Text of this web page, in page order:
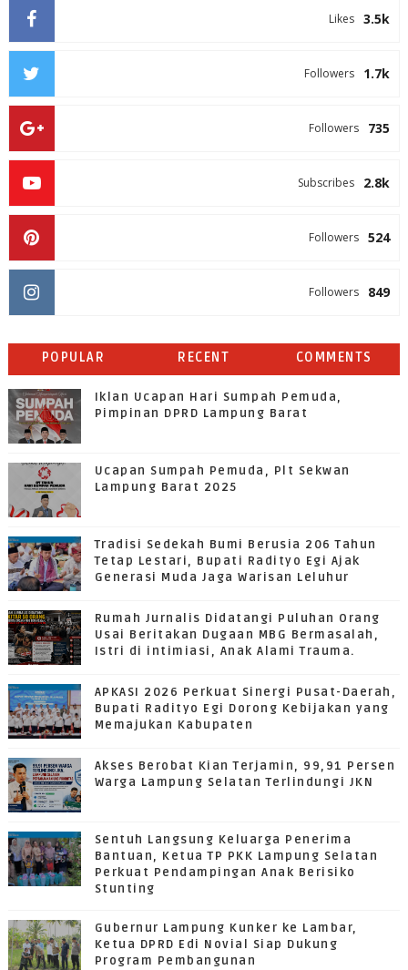
3.5k
Likes
1.7k
Followers
735
Followers
2.8k
Subscribes
524
Followers
849
Followers
POPULAR RECENT COMMENTS
Iklan Ucapan Hari Sumpah Pemuda,
Pimpinan DPRD Lampung Barat
Ucapan Sumpah Pemuda, Plt Sekwan
Lampung Barat 2025
Tradisi Sedekah Bumi Berusia 206 Tahun
Tetap Lestari, Bupati Radityo Egi Ajak
Generasi Muda Jaga Warisan Leluhur
Rumah Jurnalis Didatangi Puluhan Orang
Usai Beritakan Dugaan MBG Bermasalah,
Istri di intimiasi, Anak Alami Trauma.
APKASI 2026 Perkuat Sinergi Pusat-Daerah,
Bupati Radityo Egi Dorong Kebijakan yang
Memajukan Kabupaten
Akses Berobat Kian Terjamin, 99,91 Persen
Warga Lampung Selatan Terlindungi JKN
Sentuh Langsung Keluarga Penerima
Bantuan, Ketua TP PKK Lampung Selatan
Perkuat Pendampingan Anak Berisiko
Stunting
Gubernur Lampung Kunker ke Lambar,
Ketua DPRD Edi Novial Siap Dukung
Program Pembangunan